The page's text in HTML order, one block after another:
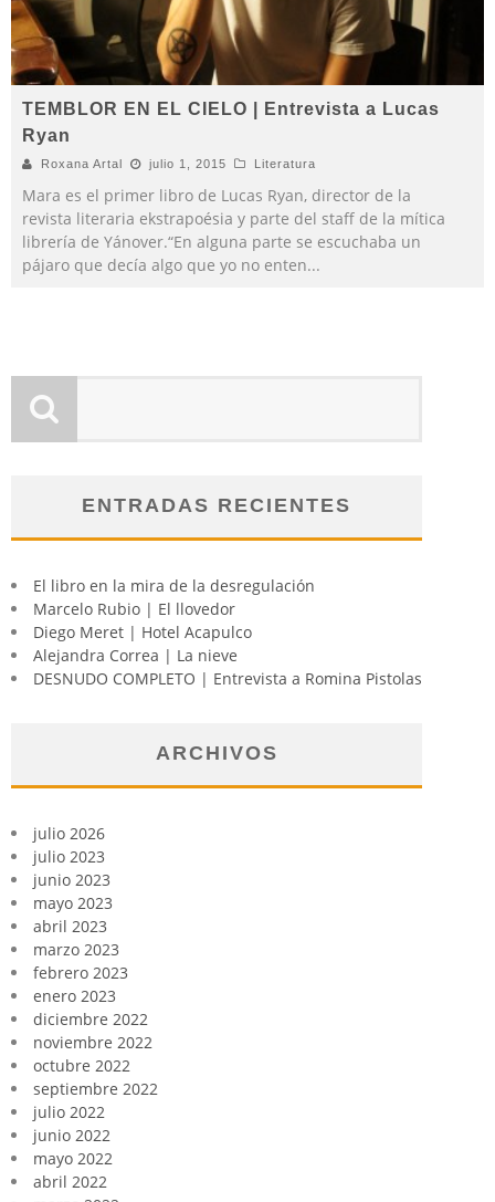
TEMBLOR EN EL CIELO | Entrevista a Lucas
Ryan
Roxana Artal julio 1, 2015 Literatura
Mara es el primer libro de Lucas Ryan, director de la
revista literaria ekstrapoésia y parte del staff de la mítica
librería de Yánover.“En alguna parte se escuchaba un
pájaro que decía algo que yo no enten...
ENTRADAS RECIENTES
El libro en la mira de la desregulación
Marcelo Rubio | El llovedor
Diego Meret | Hotel Acapulco
Alejandra Correa | La nieve
DESNUDO COMPLETO | Entrevista a Romina Pistolas
ARCHIVOS
julio 2026
julio 2023
junio 2023
mayo 2023
abril 2023
marzo 2023
febrero 2023
enero 2023
diciembre 2022
noviembre 2022
octubre 2022
septiembre 2022
julio 2022
junio 2022
mayo 2022
abril 2022